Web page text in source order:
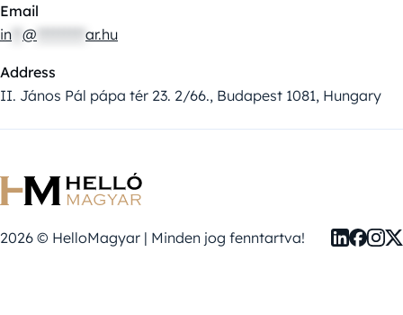
Email
in @ ar.hu
Address
II. János Pál pápa tér 23. 2/66., Budapest 1081, Hungary
2026 © HelloMagyar | Minden jog fenntartva!